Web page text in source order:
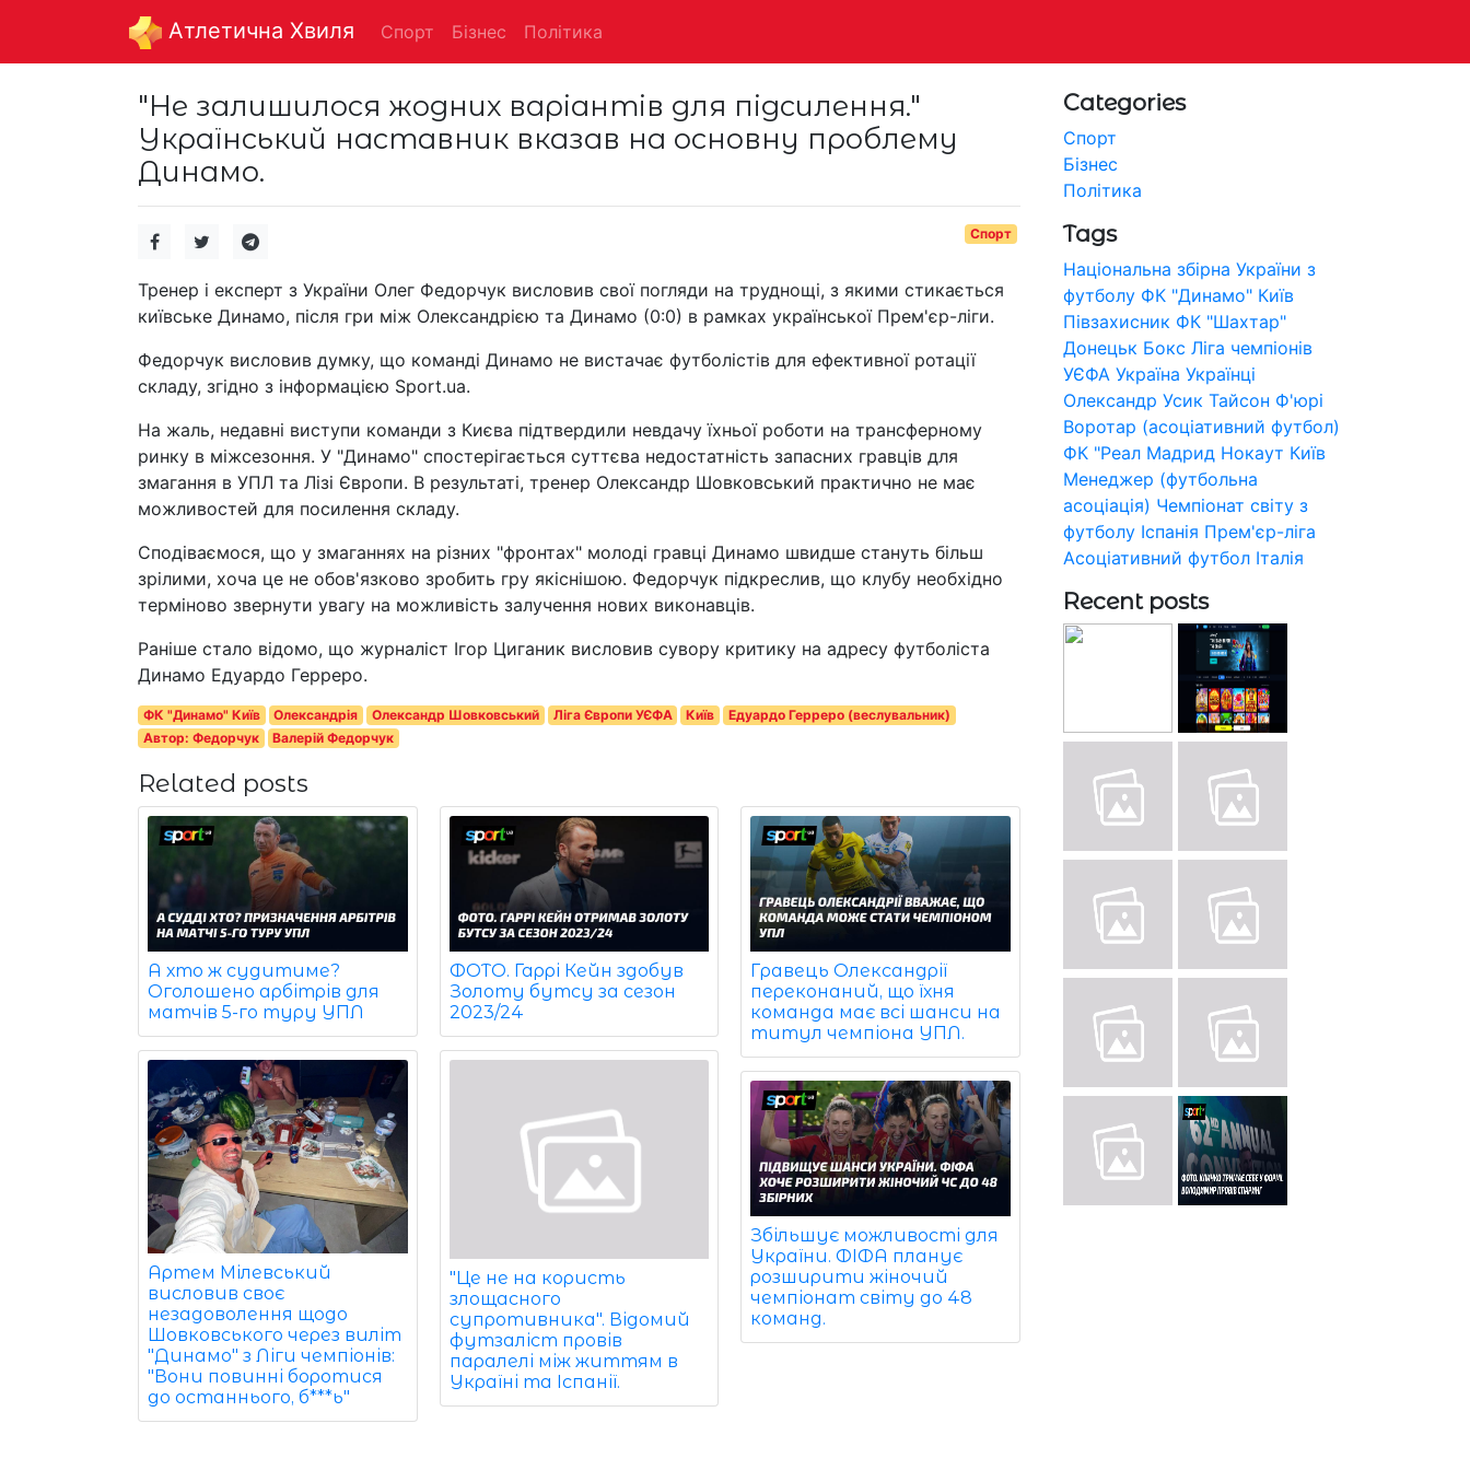
Aтлетична Хвиля Спорт Бізнес Політика
"Не залишилося жодних варіантів для підсилення."
Український наставник вказав на основну проблему
Динамо.
Спорт
Тренер і експерт з України Олег Федорчук висловив свої погляди на труднощі, з якими стикається
київське Динамо, після гри між Олександрією та Динамо (0:0) в рамках української Прем'єр-ліги.
Федорчук висловив думку, що команді Динамо не вистачає футболістів для ефективної ротації
складу, згідно з інформацією Sport.ua.
На жаль, недавні виступи команди з Києва підтвердили невдачу їхньої роботи на трансферному
ринку в міжсезоння. У "Динамо" спостерігається суттєва недостатність запасних гравців для
змагання в УПЛ та Лізі Європи. В результаті, тренер Олександр Шовковський практично не має
можливостей для посилення складу.
Сподіваємося, що у змаганнях на різних "фронтах" молоді гравці Динамо швидше стануть більш
зрілими, хоча це не обов'язково зробить гру якіснішою. Федорчук підкреслив, що клубу необхідно
терміново звернути увагу на можливість залучення нових виконавців.
Раніше стало відомо, що журналіст Ігор Циганик висловив сувору критику на адресу футболіста
Динамо Едуардо Герреро.
ФК "Динамо" Київ Олександрія Олександр Шовковський Ліга Європи УЄФА Київ
Едуардо Герреро (веслувальник)
Автор: Федорчук
Валерій Федорчук
Related posts
А хто ж судитиме?
Оголошено арбітрів для
матчів 5-го туру УПЛ
Артем Мілевський
висловив своє
незадоволення щодо
Шовковського через виліт
"Динамо" з Ліги чемпіонів:
"Вони повинні боротися
до останнього, б***ь"
ФОТО. Гаррі Кейн здобув
Золоту бутсу за сезон
2023/24
"Це не на користь
злощасного
супротивника". Відомий
футзаліст провів
паралелі між життям в
Україні та Іспанії.
Гравець Олександрії
переконаний, що їхня
команда має всі шанси на
титул чемпіона УПЛ.
Збільшує можливості для
України. ФІФА планує
розширити жіночий
чемпіонат світу до 48
команд.
Categories
Спорт
Бізнес
Політика
Tags
Національна збірна України з
футболу ФК "Динамо" Київ
Півзахисник ФК "Шахтар"
Донецьк Бокс Ліга чемпіонів
УЄФА Україна Українці
Олександр Усик Тайсон Ф'юрі
Воротар (асоціативний футбол)
ФК "Реал Мадрид Нокаут Київ
Менеджер (футбольна
асоціація) Чемпіонат світу з
футболу Іспанія Прем'єр-ліга
Асоціативний футбол Італія
Recent posts